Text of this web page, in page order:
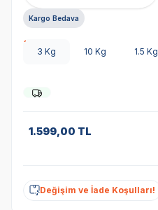
Kargo Bedava
3 Kg 10 Kg 1.5 Kg
1.599,00 TL
Değişim ve İade Koşulları!